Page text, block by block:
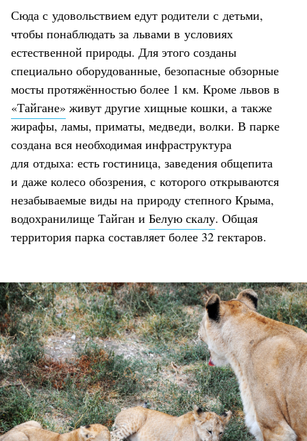
Сюда с удовольствием едут родители с детьми,
чтобы понаблюдать за львами в условиях
естественной природы. Для этого созданы
специально оборудованные, безопасные обзорные
мосты протяжённостью более 1 км. Кроме львов в
«Тайгане» живут другие хищные кошки, а также
жирафы, ламы, приматы, медведи, волки. В парке
создана вся необходимая инфраструктура
для отдыха: есть гостиница, заведения общепита
и даже колесо обозрения, с которого открываются
незабываемые виды на природу степного Крыма,
водохранилище Тайган и Белую скалу. Общая
территория парка составляет более 32 гектаров.